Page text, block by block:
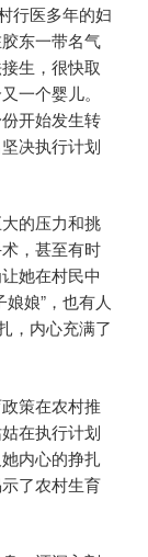
行医多年的妇
东一带名气
生，很快取
一个婴儿。
开始发生转
决执行计划
的压力和挑
，甚至有时
她在村民中
娘”，也有人
，内心充满了
策在农村推
在执行计划
内心的挣扎
了农村生育